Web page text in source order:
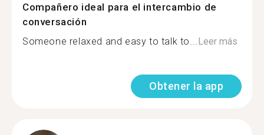
Compañero ideal para el intercambio de
conversación
Someone relaxed and easy to talk to... Leer más
Obtener la app